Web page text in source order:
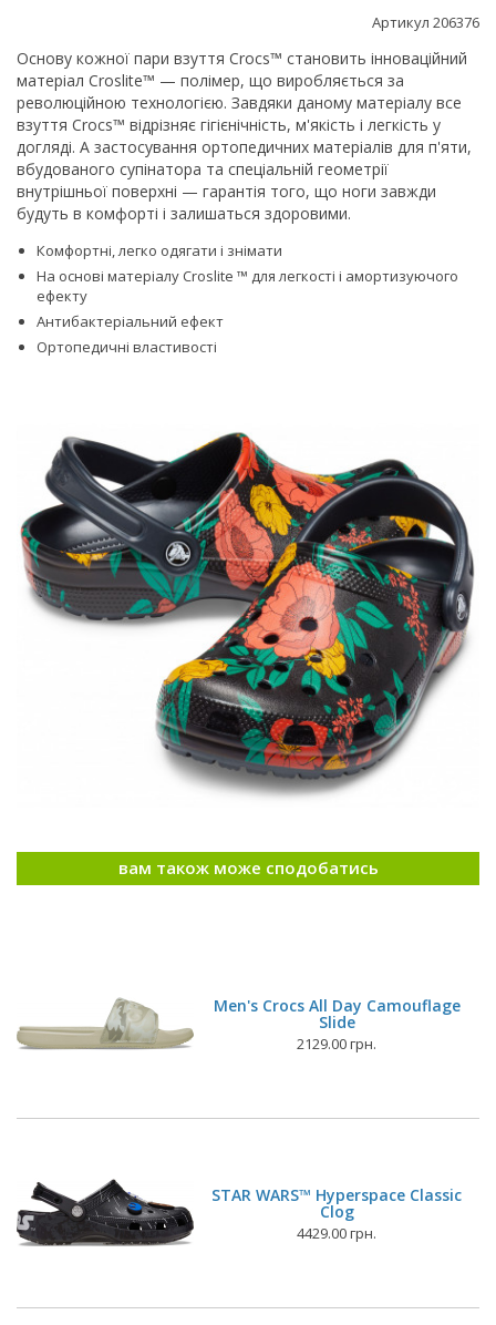
Артикул 206376
Основу кожної пари взуття Crocs™ становить інноваційний
матеріал Croslite™ — полімер, що виробляється за
революційною технологією. Завдяки даному матеріалу все
взуття Crocs™ відрізняє гігієнічність, м'якість і легкість у
догляді. А застосування ортопедичних матеріалів для п'яти,
вбудованого супінатора та спеціальній геометрії
внутрішньої поверхні — гарантія того, що ноги завжди
будуть в комфорті і залишаться здоровими.
Комфортні, легко одягати і знімати
На основі матеріалу Croslite ™ для легкості і амортизуючого
ефекту
Антибактеріальний ефект
Ортопедичні властивості
вам також може сподобатись
Men's Crocs All Day Camouflage
Slide
2129.00 грн.
STAR WARS™ Hyperspace Classic
Clog
4429.00 грн.